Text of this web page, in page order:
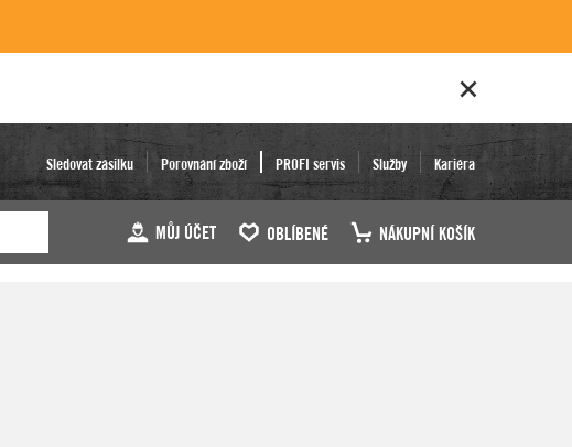
Sledovat zásilku Porovnání zboží PROFI servis Služby Kariéra
MŮJ ÚČET OBLÍBENÉ NÁKUPNÍ KOŠÍK